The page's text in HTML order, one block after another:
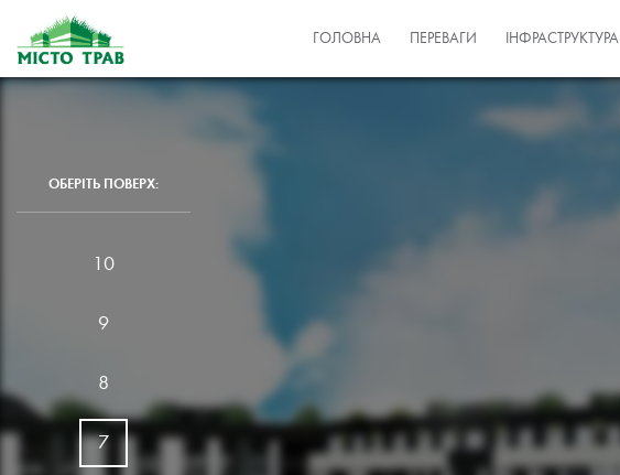
ГОЛОВНА ПЕРЕВАГИ ІНФРАСТРУКТУРА
ОБЕРІТЬ ПОВЕРХ:
10
9
8
7